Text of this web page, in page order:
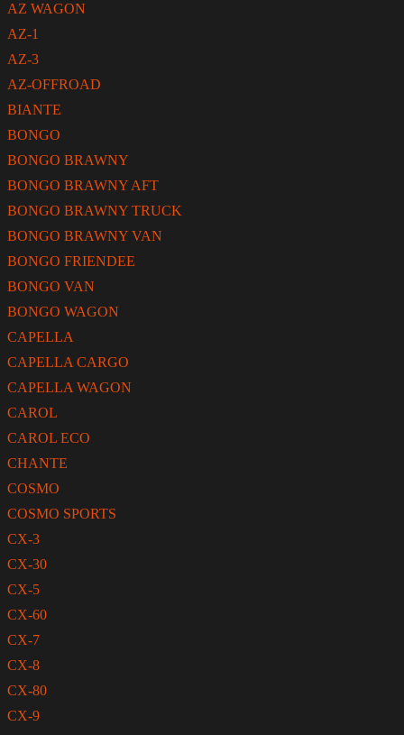
AZ WAGON
AZ-1
AZ-3
AZ-OFFROAD
BIANTE
BONGO
BONGO BRAWNY
BONGO BRAWNY AFT
BONGO BRAWNY TRUCK
BONGO BRAWNY VAN
BONGO FRIENDEE
BONGO VAN
BONGO WAGON
CAPELLA
CAPELLA CARGO
CAPELLA WAGON
CAROL
CAROL ECO
CHANTE
COSMO
COSMO SPORTS
CX-3
CX-30
CX-5
CX-60
CX-7
CX-8
CX-80
CX-9